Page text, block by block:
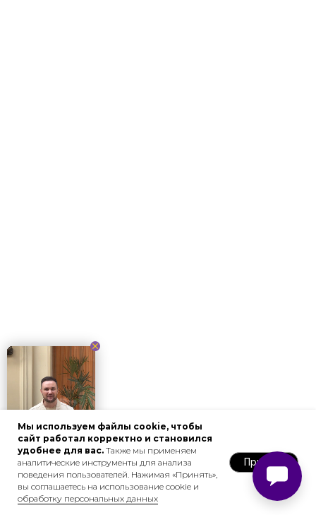
Мы используем файлы cookie, чтобы
сайт работал корректно и становился
удобнее для вас. Также мы применяем
аналитические инструменты для анализа
поведения пользователей. Нажимая «Принять»,
вы соглашаетесь на использование cookie и
обработку персональных данных
Принять